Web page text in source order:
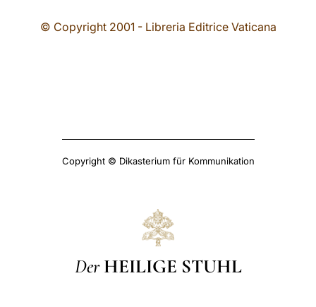
© Copyright 2001 - Libreria Editrice Vaticana
Copyright © Dikasterium für Kommunikation
Der HEILIGE STUHL